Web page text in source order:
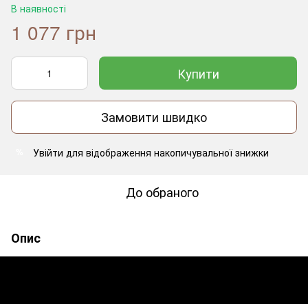
В наявності
1 077 грн
Купити
Замовити швидко
Увійти для відображення накопичувальної знижки
До обраного
Опис